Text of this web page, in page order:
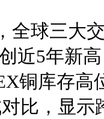
球三大交
近5年新
铜库存高
比，显示